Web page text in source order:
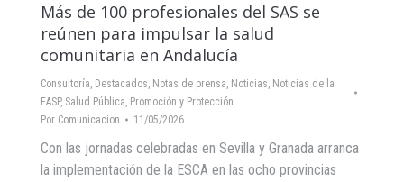
Más de 100 profesionales del SAS se
reúnen para impulsar la salud
comunitaria en Andalucía
Consultoría, Destacados, Notas de prensa, Noticias, Noticias de la
EASP, Salud Pública, Promoción y Protección
Por Comunicacion 11/05/2026
Con las jornadas celebradas en Sevilla y Granada arranca
la implementación de la ESCA en las ocho provincias